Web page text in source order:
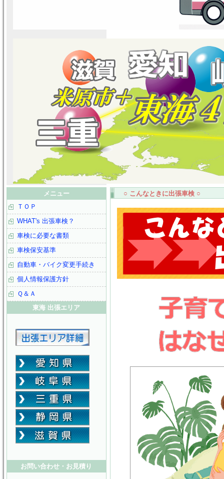
○ こんなときに出張車検 ○
メニュー
ＴＯＰ
WHAT's 出張車検？
車検に必要な書類
車検保安基準
自動車・バイク変更手続き
個人情報保護方針
Ｑ＆Ａ
東海 出張エリア
お問い合わせ・お見積り